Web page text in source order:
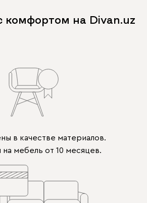
комфортом на Divan.uz
в качестве материалов.
на мебель от 10 месяцев.